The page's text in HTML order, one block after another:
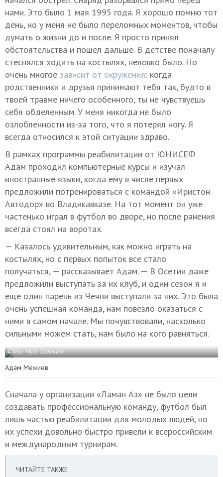
нами. Это было 1 мая 1995 года. Я хорошо помню тот
день, но у меня не было переломных моментов, чтобы
думать о жизни до и после. Я просто принял
обстоятельства и пошел дальше. В детстве поначалу
стеснялся ходить на костылях, неловко было. Но
очень многое зависит от окружения: когда
родственники и друзья принимают тебя так, будто в
твоей травме ничего особенного, ты не чувствуешь
себя обделенным. У меня никогда не было
озлобленности из-за того, что я потерял ногу. Я
всегда относился к этой ситуации здраво.
В рамках программы реабилитации от ЮНИСЕФ
Адам проходил компьютерные курсы и изучал
иностранные языки, когда ему в числе первых
предложили потренироваться с командой «Иристон-
Автодор» во Владикавказе. На тот момент он уже
частенько играл в футбол во дворе, но после ранения
всегда стоял на воротах.
— Казалось удивительным, как можно играть на
костылях, но с первых попыток все стало
получаться, — рассказывает Адам. — В Осетии даже
предложили выступать за их клуб, и один сезон я и
еще один парень из Чечни выступали за них. Это была
очень успешная команда, нам повезло оказаться с
ними в самом начале. Мы почувствовали, насколько
сильными можем стать, нам было на кого равняться.
Фото: Муса Садулаев
Адам Межиев
Сначала у организации «Ламан Аз» не было цели
создавать профессиональную команду, футбол был
лишь частью реабилитации для молодых людей, но
их успехи довольно быстро привели к всероссийским
и международным турнирам.
ЧИТАЙТЕ ТАКЖЕ